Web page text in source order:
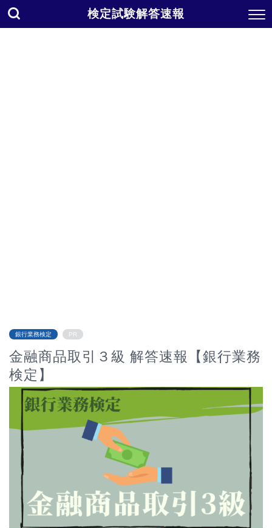
検定試験解答速報
銀行業務検定 PR
金融商品取引３級 解答速報【銀行業務
検定】